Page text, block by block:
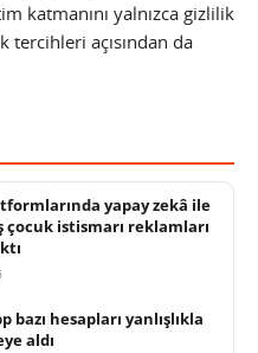
katmanını yalnızca gizlilik
açısından da
yapay zekâ ile
istismarı reklamları
bazı hesapları yanlışlıkla
aldı